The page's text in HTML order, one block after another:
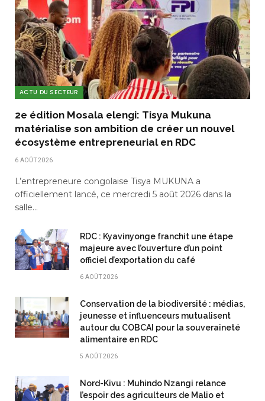
ACTU DU SECTEUR
2e édition Mosala elengi: Tisya Mukuna
matérialise son ambition de créer un nouvel
écosystème entrepreneurial en RDC
6 AOÛT 2026
L’entrepreneure congolaise Tisya MUKUNA a
officiellement lancé, ce mercredi 5 août 2026 dans la
salle…
RDC : Kyavinyonge franchit une étape
majeure avec l’ouverture d’un point
officiel d’exportation du café
6 AOÛT 2026
Conservation de la biodiversité : médias,
jeunesse et influenceurs mutualisent
autour du COBCAI pour la souveraineté
alimentaire en RDC
5 AOÛT 2026
Nord-Kivu : Muhindo Nzangi relance
l’espoir des agriculteurs de Malio et